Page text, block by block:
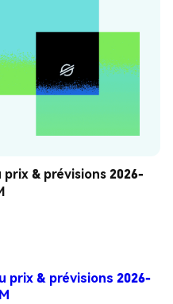
& prévisions 2026-
prix & prévisions 2026-